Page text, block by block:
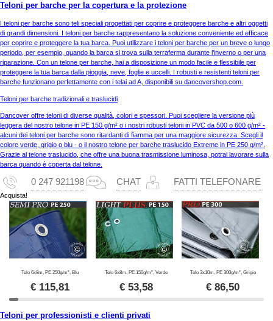
Teloni per barche per la copertura e la protezione
I teloni per barche sono teli speciali progettati per coprire e proteggere barche e altri oggetti
di grandi dimensioni. I teloni per barche rappresentano la soluzione conveniente ed efficace
per coprire e proteggere la tua barca. Puoi utilizzare i teloni per barche per un breve o lungo
periodo, per esempio, quando la barca si trova sulla terraferma durante l’inverno o per una
riparazione. Con un telone per barche, hai a disposizione un modo facile e flessibile per
proteggere la tua barca dalla pioggia, neve, foglie e uccelli. I robusti e resistenti teloni per
barche funzionano perfettamente con i telai ad A, disponibili su dancovershop.com.
Teloni per barche tradizionali e traslucidi
Dancover offre teloni di diverse qualità, colori e spessori. Puoi scegliere la versione più
leggera del nostro telone in PE 150 g/m² o i nostri robusti teloni in PVC da 500 o 600 g/m² -
alcuni dei teloni per barche sono ritardanti di fiamma per una maggiore sicurezza. Scegli il
colore verde, grigio o blu - o il nostro telone per barche traslucido Extreme in PE 250 g/m².
Grazie al telone traslucido, che offre una buona trasmissione luminosa, potrai lavorare sulla
barca quando è coperta dal telone.
0 247 921198 CHAT FATTI TELEFONARE
Acquista!
Telo 6x8m, PE 250g/m², Blu
€ 115,81
Telo 6x8m, PE 150g/m², Verde
€53,58
Telo 3x10m, PE 300g/m², Grigio
€86,50
Teloni per professionisti e clienti privati